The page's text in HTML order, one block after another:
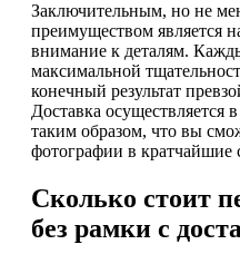
Заключительным, но не
преимуществом является
внимание к деталям.
максимальной
конечный результат
Доставка осуществляется
таким образом, что вы
фотографии в кратчайшие
Сколько стоит
без рамки с